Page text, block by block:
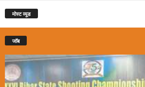
मोस्ट व्यूड
जॉब